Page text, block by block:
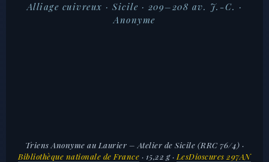
Alliage cuivreux · Sicile · 209–208 av. J.-C. ·
Anonyme
Triens Anonyme au Laurier – Atelier de Sicile (RRC 76/4) ·
Bibliothèque nationale de France · 15,22 g · LesDioscures 297AN